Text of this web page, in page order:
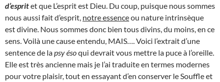
d’espritet que L’esprit est Dieu. Du coup, puisque nous sommes
nous aussi fait d’esprit, notre essenceou nature intrinsèque
est divine. Nous sommes donc bien tous divins, du moins, en ce
sens. Voilà une cause entendu, MAIS…. Voici l’extrait d’une
sentence de lapsy ésoqui devrait vous mettre la puce à l’oreille.
Elle est très ancienne mais je l’ai traduite en termes modernes
pour votre plaisir, tout en essayant d’en conserver le Souffle et